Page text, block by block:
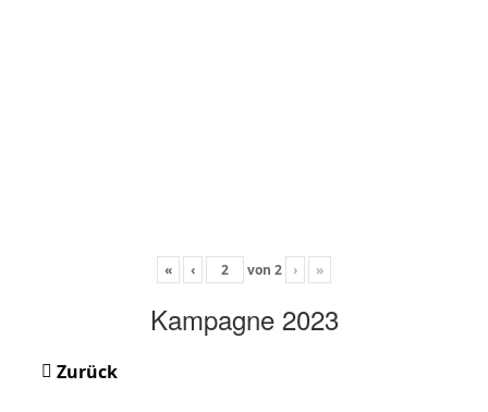
« ‹ von 2 › »
Kampagne 2023
Zurück